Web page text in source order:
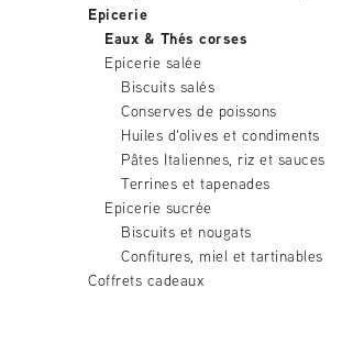
Epicerie
Eaux & Thés corses
Epicerie salée
Biscuits salés
Conserves de poissons
Huiles d'olives et condiments
Pâtes Italiennes, riz et sauces
Terrines et tapenades
Epicerie sucrée
Biscuits et nougats
Confitures, miel et tartinables
Coffrets cadeaux